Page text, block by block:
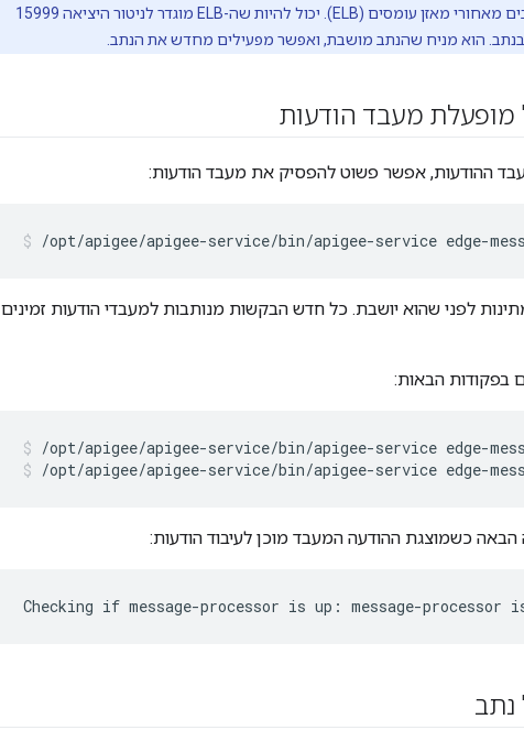
בתצורות מסוימות עשויים להיות מספר נתבים מאחורי מאזן עומסים (ELB). יכול להיות שה-ELB מוגדר לניטור היציאה 15999
מופעלת מעבד הודעות
/opt/apigee/apigee-service/bin/apigee-service edge-
לפני שהוא יושבת. כל חדש הבקשות מנותבות למעבדי הודעות זמינים
בפקודות הבאות:
/opt/apigee/apigee-service/bin/apigee-service edge-
כשמוצגת ההודעה המעבד מוכן לעיבוד הודעות:
Checking if message-processor is up: message-processor
נתב